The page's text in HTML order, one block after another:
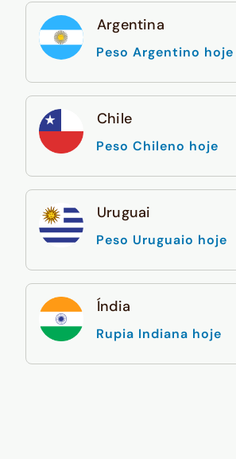
Argentina
Peso Argentino hoje
Chile
Peso Chileno hoje
Uruguai
Peso Uruguaio hoje
Índia
Rupia Indiana hoje